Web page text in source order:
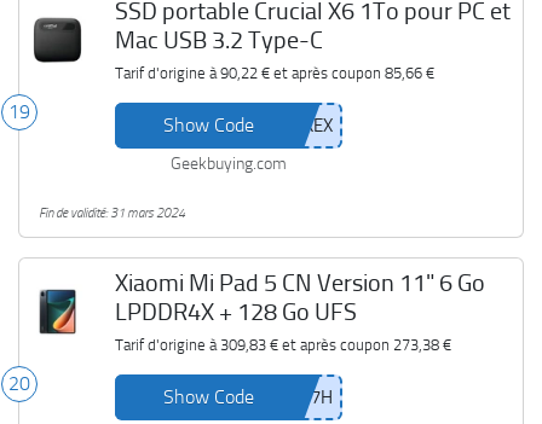
19
SSD portable Crucial X6 1To pour PC et
Mac USB 3.2 Type-C
Tarif d'origine à90,22 €et après coupon 85,66 €
Show Code
Geekbuying.com
Fin de validité: 31 mars 2024
20
Xiaomi Mi Pad 5 CN Version 11" 6 Go
LPDDR4X + 128 Go UFS
Tarif d'origine à 309,83 €et après coupon 273,38 €
Show Code